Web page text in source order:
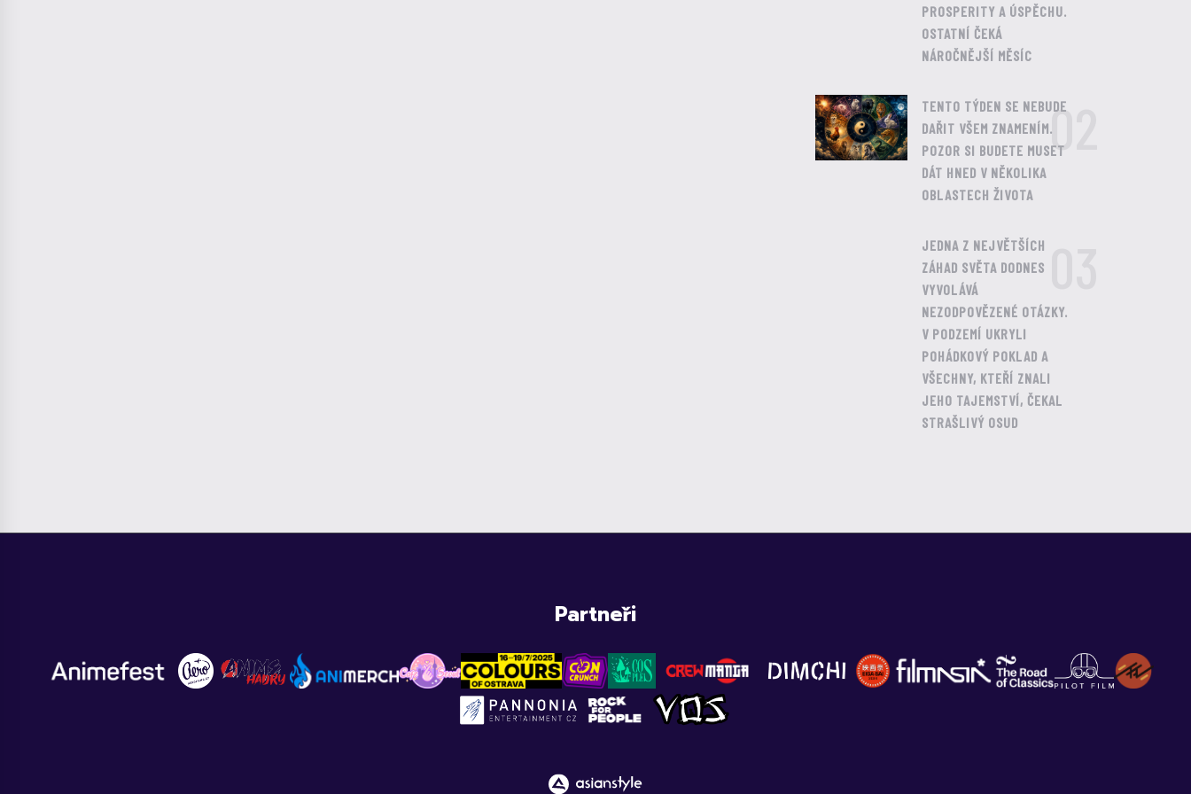
PROSPERITY A ÚSPĚCHU.
OSTATNÍ ČEKÁ
NÁROČNĚJŠÍ MĚSÍC
TENTO TÝDEN SE NEBUDE
DAŘIT VŠEM ZNAMENÍM.
POZOR SI BUDETE MUSET
DÁT HNED V NĚKOLIKA
OBLASTECH ŽIVOTA
02
JEDNA Z NEJVĚTŠÍCH
ZÁHAD SVĚTA DODNES
VYVOLÁVÁ
NEZODPOVĚZENÉ OTÁZKY.
V PODZEMÍ UKRYLI
POHÁDKOVÝ POKLAD A
VŠECHNY, KTEŘÍ ZNALI
JEHO TAJEMSTVÍ, ČEKAL
STRAŠLIVÝ OSUD
Partneři